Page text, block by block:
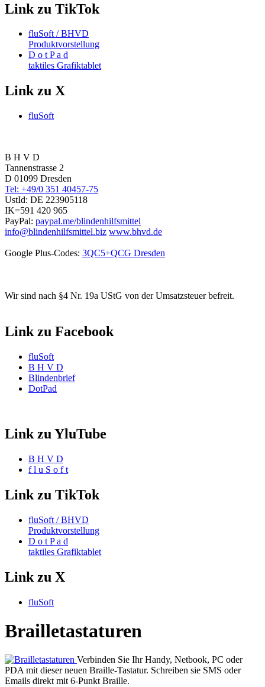
Link zu TikTok
fluSoft / BHVD
Produktvorstellung
D o t P a d
taktiles Grafiktablet
Link zu X
fluSoft
B H V D
Tannenstrasse 2
D 01099 Dresden
Tel: +49/0 351 40457-75
UstId: DE 223905118
IK=591 420 965
PayPal: paypal.me/blindenhilfsmittel
info@blindenhilfsmittel.biz www.bhvd.de
Google Plus-Codes: 3QC5+QCG Dresden
Wir sind nach §4 Nr. 19a UStG von der Umsatzsteuer befreit.
Link zu Facebook
fluSoft
B H V D
Blindenbrief
DotPad
Link zu YluTube
B H V D
f l u S o f t
Link zu TikTok
fluSoft / BHVD
Produktvorstellung
D o t P a d
taktiles Grafiktablet
Link zu X
fluSoft
Brailletastaturen
Verbinden Sie Ihr Handy, Netbook, PC oder
PDA mit dieser neuen Braille-Tastatur. Schreiben sie SMS oder
Emails direkt mit 6-Punkt Braille.